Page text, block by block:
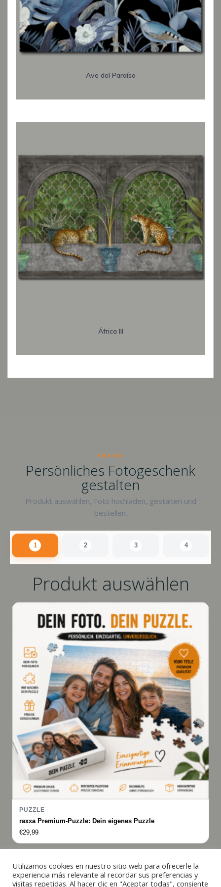
Ave del Paraíso
África III
raxxa
Persönliches Fotogeschenk
gestalten
Produkt auswählen, Foto hochladen, gestalten und
bestellen.
1 2 3 4
Produkt auswählen
PUZZLE
raxxa Premium-Puzzle: Dein eigenes Puzzle
€29,99
Utilizamos cookies en nuestro sitio web para ofrecerle la
experiencia más relevante al recordar sus preferencias y
visitas repetidas. Al hacer clic en "Aceptar todas", consiente
Italiano